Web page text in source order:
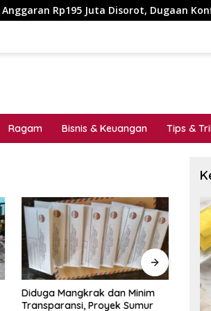
Juta Disorot, Dugaan Konflik
Ragam Bisnis & Keuangan Tips &
Diduga Mangkrak dan Minim
Transparansi, Proyek Sumur